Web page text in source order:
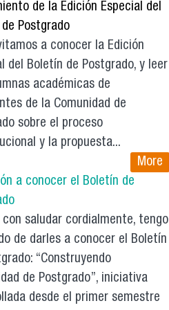
de la Edición Especial del
Postgrado
a conocer la Edición
del Boletín de Postgrado, y leer
académicas de
de la Comunidad de
sobre el proceso
y la propuesta...
More
a conocer el Boletín de
saludar cordialmente, tengo
de darles a conocer el Boletín
“Construyendo
de Postgrado”, iniciativa
desde el primer semestre